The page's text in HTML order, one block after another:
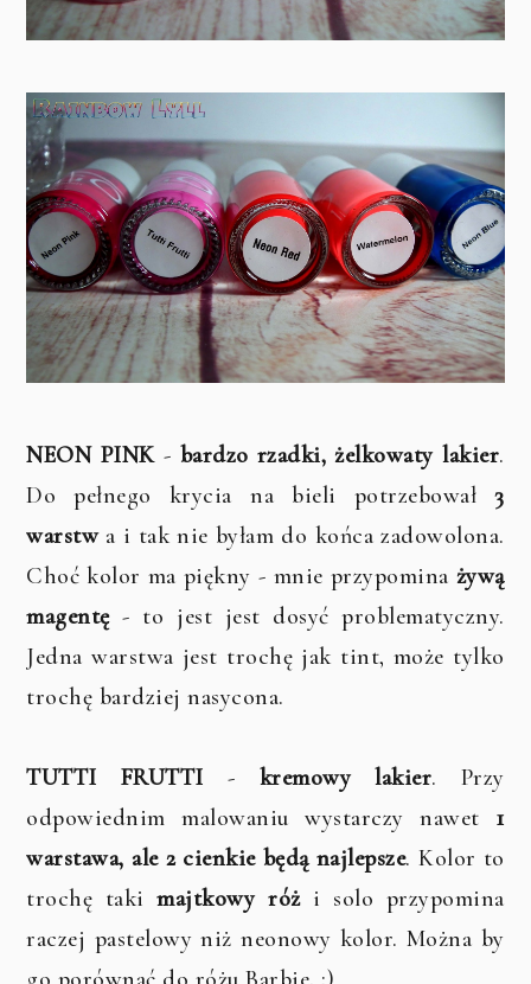
NEON PINK- bardzo rzadki, żelkowaty lakier.
Do pełnego krycia na bieli potrzebował3
warstwa i tak nie byłam do końca zadowolona.
Choć kolor ma piękny - mnie przypomina żywą
magentę- to jest jest dosyć problematyczny.
Jedna warstwa jest trochę jak tint, może tylko
trochę bardziej nasycona.
TUTTI FRUTTI - kremowy lakier. Przy
odpowiednim malowaniu wystarczy nawet 1
warstawa, ale 2 cienkie będą najlepsze. Kolor to
trochę takimajtkowy różi solo przypomina
raczej pastelowy niż neonowy kolor. Można by